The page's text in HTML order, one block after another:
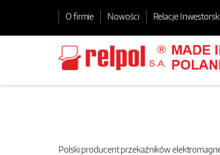
O firmie Nowości Relacje
Polski producent przekaźników